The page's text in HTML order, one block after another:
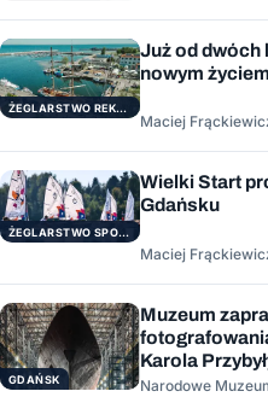
ŻEGLARSTWO REKERACYJNE
Już od dwóch
nowym życiem
Maciej
ŻEGLARSTWO SPORTOWE
Wielki Start
Gdańsku
Maciej
GDAŃSK
Muzeum
Karola
Narodowe